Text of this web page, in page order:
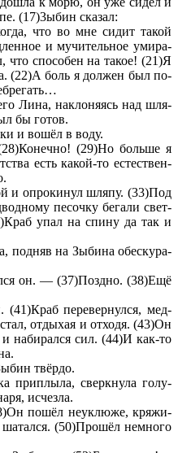
(17)3ыбин ска­зал:
что во мне сидит такой
и му­чи­тель­ное уми­ра­
спо­со­бен на такое! (21)Я
(22)А боль я дол­жен был по­
Лина, на­кло­ня­ясь над шля­
бы готов.
и вошёл в воду.
(29)Но боль­ше я
есть какой-то есте­ствен­
и опро­ки­нул шляпу. (33)Под
пе­соч­ку бе­га­ли свет­
упал на спину да так и
под­няв на Зы­би­на обес­ку­ра­
он. — (37)Позд­но. (38)Ещё
(41)Краб пе­ре­вер­нул­ся, мед­
от­ды­хая и от­хо­дя. (43)Он
на­би­рал­ся сил. (44)И как-то
твёрдо.
при­плы­ла, сверк­ну­ла го­лу­
ис­чез­ла.
пошёл не­ук­лю­же, кря­жи­
(50)Прошёл не­мно­го